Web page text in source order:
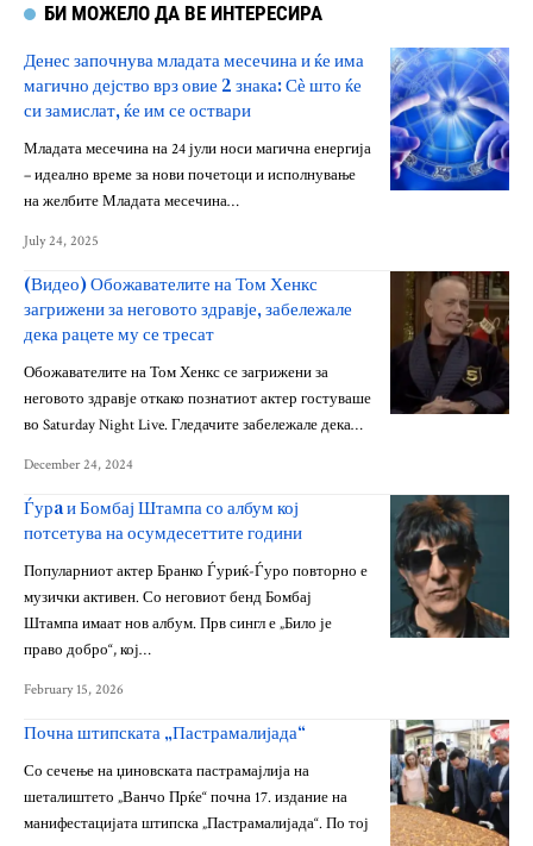
БИ МОЖЕЛО ДА ВЕ ИНТЕРЕСИРА
Денес започнува младата месечина и ќе има
магично дејство врз овие 2 знака: Сѐ што ќе
си замислат, ќе им се оствари
Младата месечина на 24 јули носи магична енергија
– идеално време за нови почетоци и исполнување
на желбите Младата месечина…
July 24, 2025
(Видео) Обожавателите на Том Хенкс
загрижени за неговото здравје, забележале
дека рацете му се тресат
Обожавателите на Том Хенкс се загрижени за
неговото здравје откако познатиот актер гостуваше
во Saturday Night Live. Гледачите забележале дека…
December 24, 2024
Ѓурa и Бомбај Штампа со албум кој
потсетува на осумдесеттите години
Популарниот актер Бранко Ѓуриќ-Ѓуро повторно е
музички активен. Со неговиот бенд Бомбај
Штампа имаат нов албум. Прв сингл е „Било је
право добро“, кој…
February 15, 2026
Почна штипската „Пастрамалијада“
Со сечење на џиновската пастрамајлија на
шеталиштето „Ванчо Прќе“ почна 17. издание на
манифестацијата штипска „Пастрамалијада“. По тој